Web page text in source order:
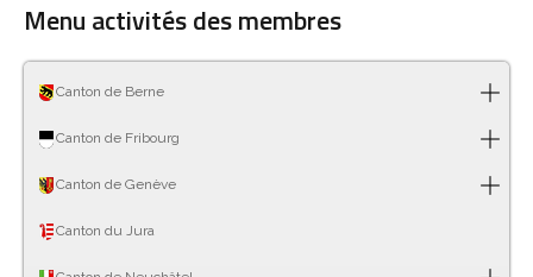
Menu activités des membres
Canton de Berne
Canton de Fribourg
Canton de Genève
Canton du Jura